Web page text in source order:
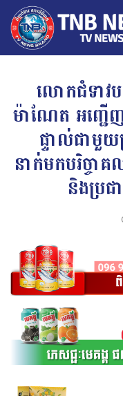
លោកជំទាវ
ម៉ាណែត អញ្
ផ្ទាល់ជាមួ
នាក់មកបរិច្ច
និងប្រ